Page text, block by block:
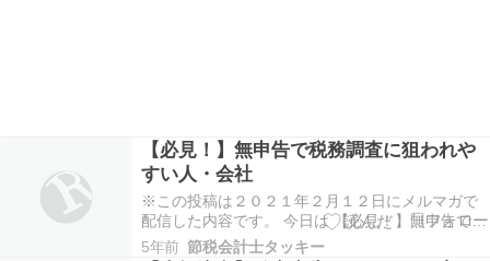
【必見！】無申告で税務調査に狙われや
すい人・会社
※この投稿は２０２１年２月１２日にメルマガで
配信した内容です。 今日は 【必見！】無申告で税
務調査に狙われやすい人・会社 についてお話した
5年前 節税会計士タッキー